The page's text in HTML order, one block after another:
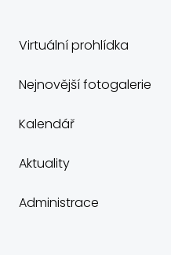
Virtuální prohlídka
Nejnovější fotogalerie
Kalendář
Aktuality
Administrace